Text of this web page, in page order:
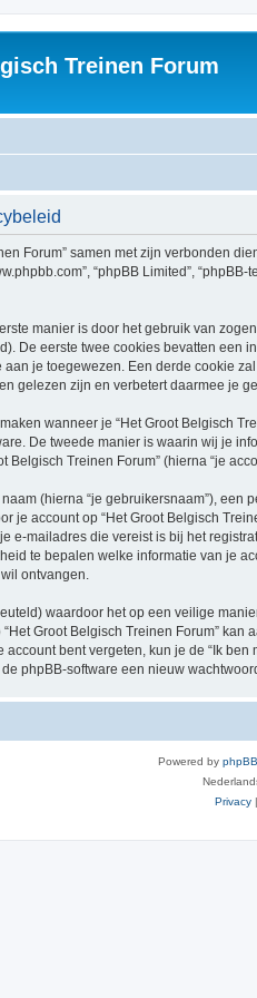
Treinen Forum
Forum” samen met zijn verbonden
“phpBB Limited”,
manier is door het gebruik van
De eerste twee cookies bevatten een
je toegewezen. Een derde cookie
gelezen zijn en verbetert daarmee je
wanneer je “Het Groot Belgisch
De tweede manier is waarin wij je
Belgisch Treinen Forum” (hierna “je
(hierna “je gebruikersnaam”),
je account op “Het Groot Belgisch
mailadres die vereist is bij het
te bepalen welke informatie van je
ontvangen.
waardoor het op een veilige
Groot Belgisch Treinen Forum”
bent vergeten, kun je de “Ik
phpBB-software een nieuw
Powered by phpBB
Privacy |